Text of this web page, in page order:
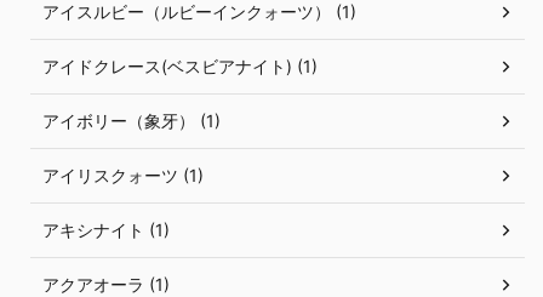
アイスルビー（ルビーインクォーツ） (1)
アイドクレース(ベスビアナイト) (1)
アイボリー（象牙） (1)
アイリスクォーツ (1)
アキシナイト (1)
アクアオーラ (1)